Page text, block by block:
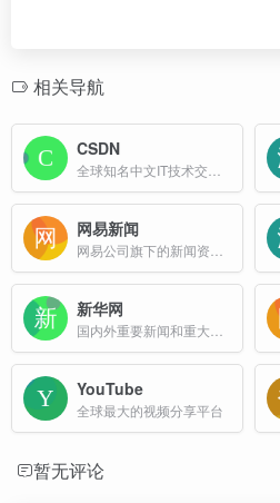
相关导航
CSDN
网易新闻
新华网
YouTube
全球最大的视频分享平台
暂无评论